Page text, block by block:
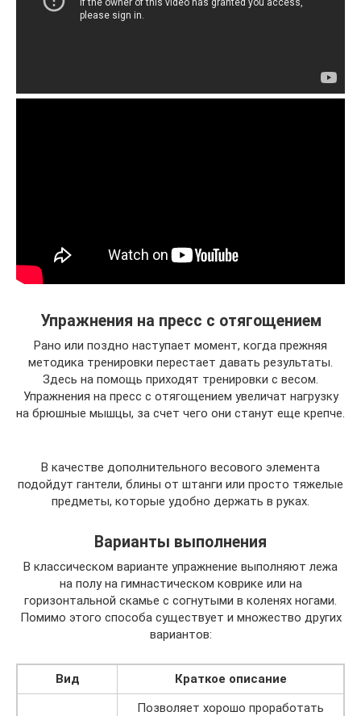
Упражнения на пресс с отягощением
Рано или поздно наступает момент, когда прежняя
методика тренировки перестает давать результаты.
Здесь на помощь приходят тренировки с весом.
Упражнения на пресс с отягощением увеличат нагрузку
на брюшные мышцы, за счет чего они станут еще крепче.
В качестве дополнительного весового элемента
подойдут гантели, блины от штанги или просто тяжелые
предметы, которые удобно держать в руках.
Варианты выполнения
В классическом варианте упражнение выполняют лежа
на полу на гимнастическом коврике или на
горизонтальной скамье с согнутыми в коленях ногами.
Помимо этого способа существует и множество других
вариантов:
Вид Краткое описание
Позволяет хорошо проработать